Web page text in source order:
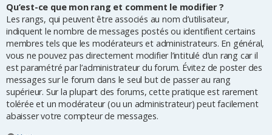
Qu’est-ce que mon rang et comment le modifier ?
Les rangs, qui peuvent être associés au nom d’utilisateur,
indiquent le nombre de messages postés ou identifient certains
membres tels que les modérateurs et administrateurs. En général,
vous ne pouvez pas directement modifier l’intitulé d’un rang car il
est paramétré par l’administrateur du forum. Évitez de poster des
messages sur le forum dans le seul but de passer au rang
supérieur. Sur la plupart des forums, cette pratique est rarement
tolérée et un modérateur (ou un administrateur) peut facilement
abaisser votre compteur de messages.